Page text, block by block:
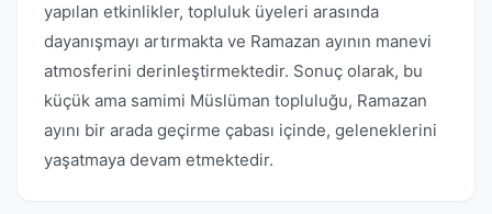
yapılan etkinlikler, topluluk üyeleri arasında
dayanışmayı artırmakta ve Ramazan ayının manevi
atmosferini derinleştirmektedir. Sonuç olarak, bu
küçük ama samimi Müslüman topluluğu, Ramazan
ayını bir arada geçirme çabası içinde, geleneklerini
yaşatmaya devam etmektedir.